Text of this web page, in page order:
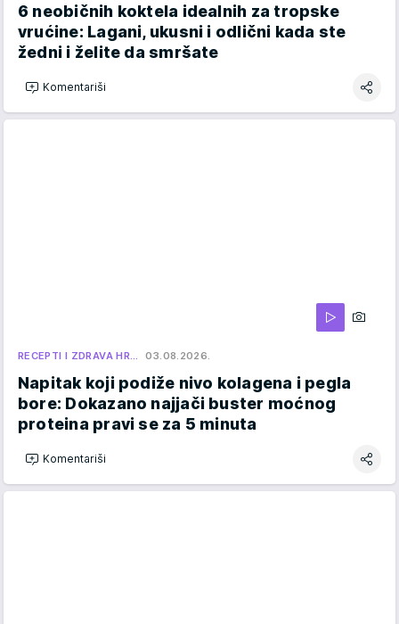
6 neobičnih koktela idealnih za tropske
vrućine: Lagani, ukusni i odlični kada ste
žedni i želite da smršate
Komentariši
RECEPTI I ZDRAVA HR… 03.08.2026.
Napitak koji podiže nivo kolagena i pegla
bore: Dokazano najjači buster moćnog
proteina pravi se za 5 minuta
Komentariši